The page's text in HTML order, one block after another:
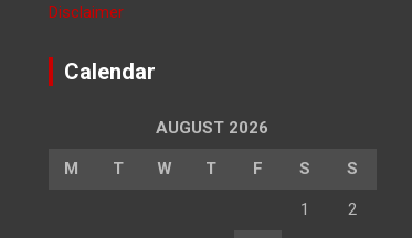
Disclaimer
Calendar
AUGUST 2026
M T W T F S S
1 2